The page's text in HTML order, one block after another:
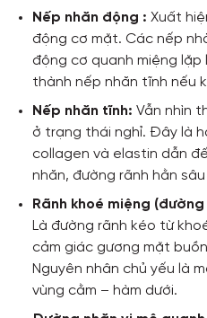
Nếp nhăn động : Xuất
động cơ mặt. Các nếp
động cơ quanh miệng lặp
thành nếp nhăn tĩnh nếu
Nếp nhăn tĩnh: Vẫn nhìn
ở trạng thái nghỉ. Đây là
collagen và elastin dẫn
nhăn, đường rãnh hằn
Rãnh khoé miệng
Là đường rãnh kéo từ
cảm giác gương mặt
Nguyên nhân chủ yếu là
vùng cằm – hàm dưới.